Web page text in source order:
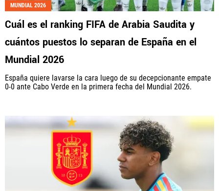
MUNDIAL 2026
Cuál es el ranking FIFA de Arabia Saudita y
cuántos puestos lo separan de España en el
Mundial 2026
España quiere lavarse la cara luego de su decepcionante empate
0-0 ante Cabo Verde en la primera fecha del Mundial 2026.